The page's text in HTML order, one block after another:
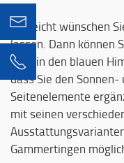
Vielleicht wünschen
lassen. Dann können
Blick in den blauen
dass Sie den
Seitenelemente
mit seinen
Gammertingen
info@hummel-
07129 92860-0